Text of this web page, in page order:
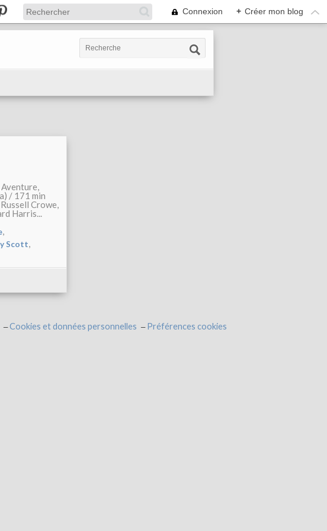
Connexion + Créer mon blog
/ 171 min
Crowe,
Harris...
,
Scott,
Cookies et données personnelles Préférences cookies